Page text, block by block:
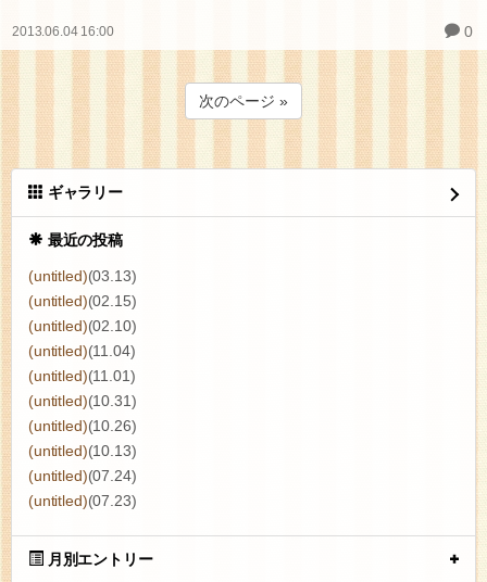
2013.06.04 16:00 0
次のページ »
ギャラリー
最近の投稿
(untitled)(03.13)
(untitled)(02.15)
(untitled)(02.10)
(untitled)(11.04)
(untitled)(11.01)
(untitled)(10.31)
(untitled)(10.26)
(untitled)(10.13)
(untitled)(07.24)
(untitled)(07.23)
月別エントリー